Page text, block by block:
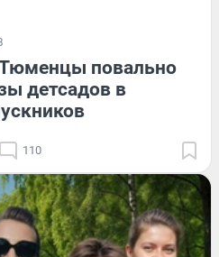
Тюменцы повально
детсадов в
110